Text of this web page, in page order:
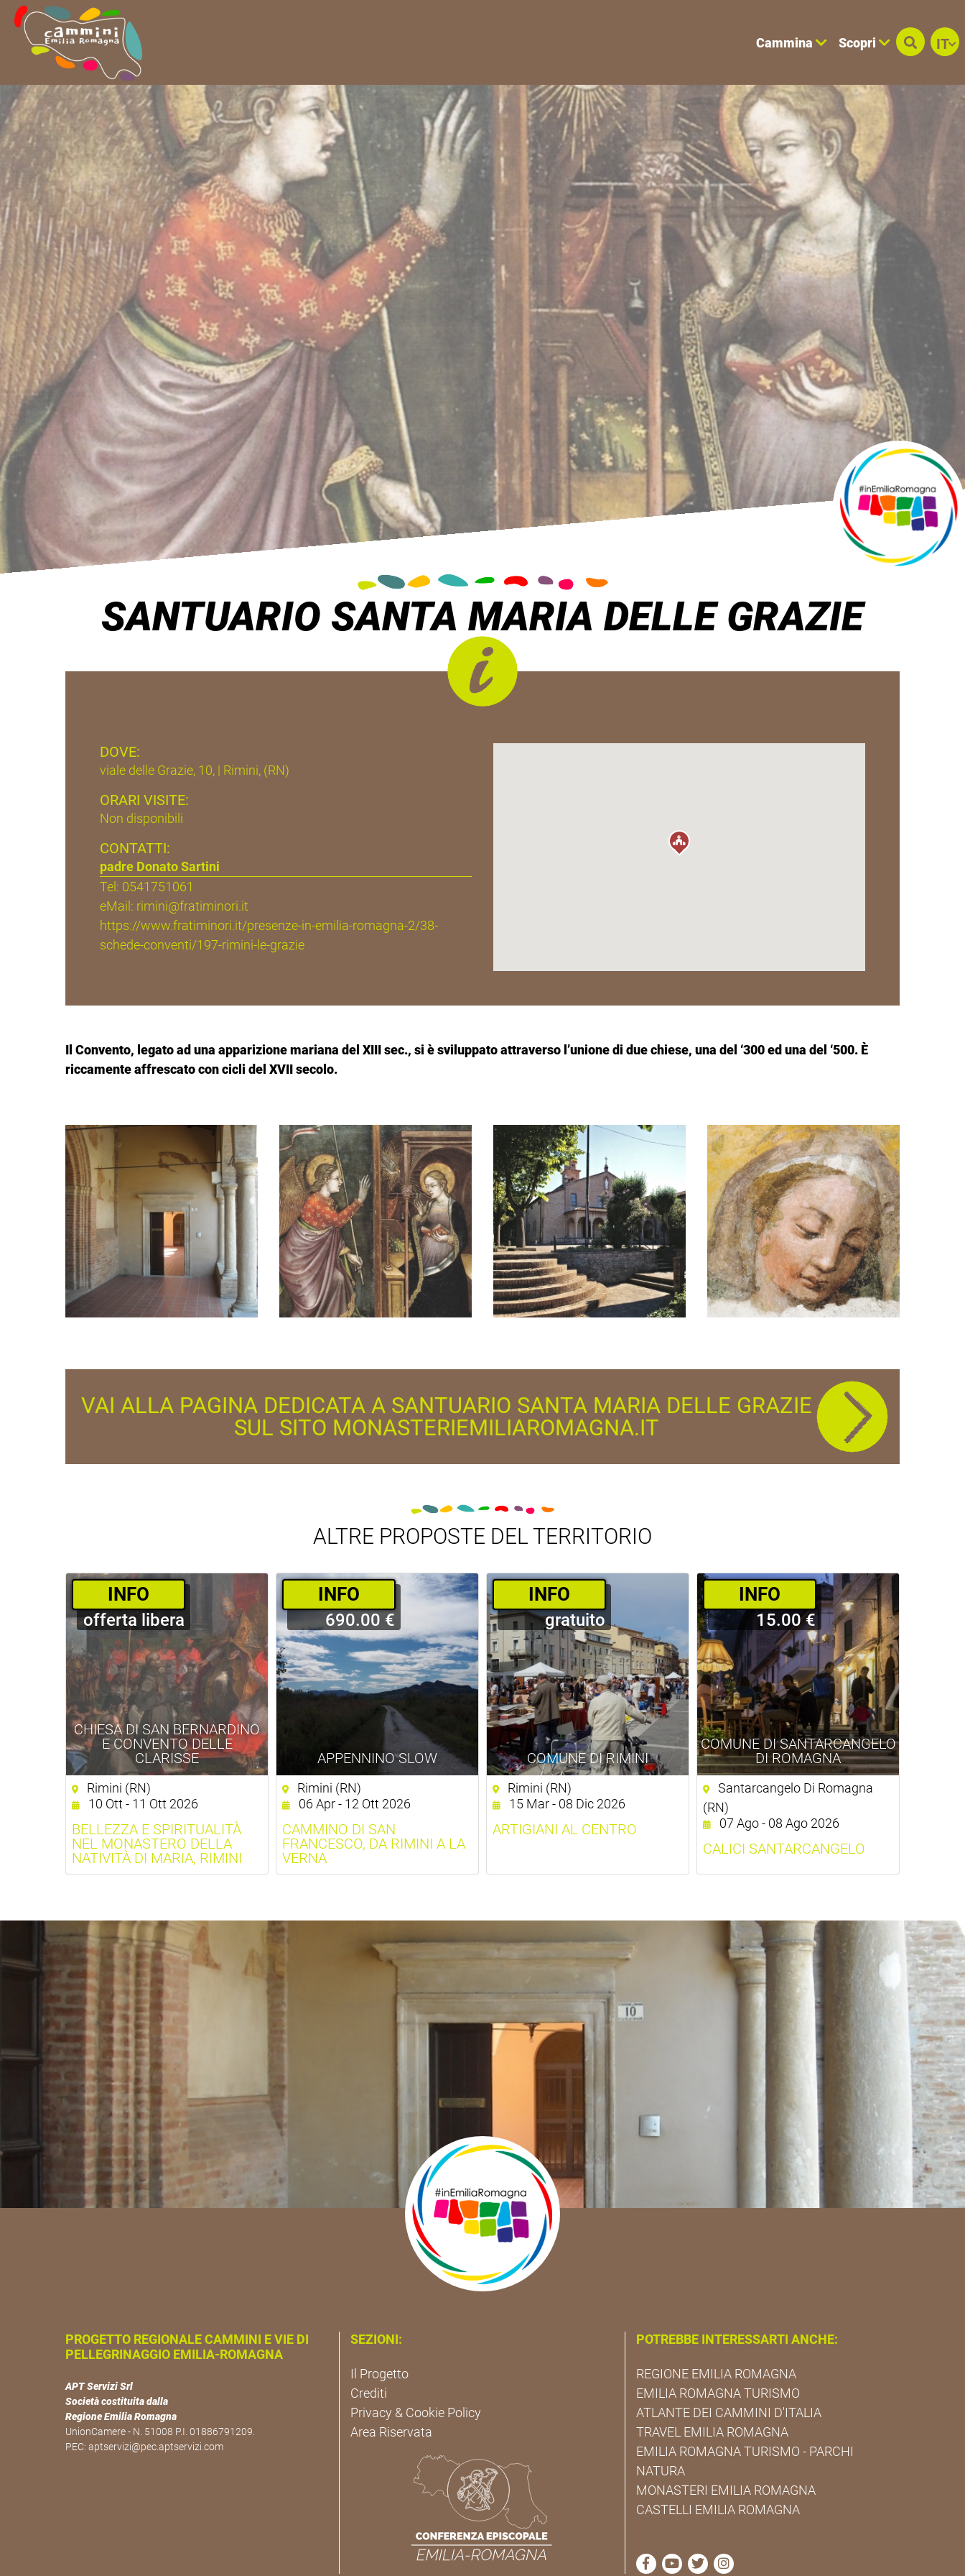
Cammina Scopri IT
SANTUARIO SANTA MARIA DELLE GRAZIE
DOVE:
viale delle Grazie, 10, | Rimini, (RN)
ORARI VISITE:
Non disponibili
CONTATTI:
padre Donato Sartini
Tel: 0541751061
eMail: rimini@fratiminori.it
https://www.fratiminori.it/presenze-in-emilia-romagna-2/38-
schede-conventi/197-rimini-le-grazie
Il Convento, legato ad una apparizione mariana del XIII sec., si è sviluppato attraverso l’unione di due chiese, una del ‘300 ed una del ‘500. È
riccamente affrescato con cicli del XVII secolo.
VAI ALLA PAGINA DEDICATA A SANTUARIO SANTA MARIA DELLE GRAZIE
SUL SITO MONASTERIEMILIAROMAGNA.IT
ALTRE PROPOSTE DEL TERRITORIO
CHIESA DI SAN BERNARDINO
E CONVENTO DELLE
CLARISSE
­INFO
offerta libera
Rimini (RN)
10 Ott - 11 Ott 2026
BELLEZZA E SPIRITUALITÀ
NEL MONASTERO DELLA
NATIVITÀ DI MARIA, RIMINI
APPENNINO SLOW
­INFO
690.00 €
Rimini (RN)
06 Apr - 12 Ott 2026
CAMMINO DI SAN
FRANCESCO, DA RIMINI A LA
VERNA
COMUNE DI RIMINI
­INFO
gratuito
Rimini (RN)
15 Mar - 08 Dic 2026
ARTIGIANI AL CENTRO
COMUNE DI SANTARCANGELO
DI ROMAGNA
­INFO
15.00 €
Santarcangelo Di Romagna
(RN)
07 Ago - 08 Ago 2026
CALICI SANTARCANGELO
PROGETTO REGIONALE CAMMINI E VIE DI
PELLEGRINAGGIO EMILIA-ROMAGNA
APT Servizi Srl
Società costituita dalla
Regione Emilia Romagna
UnionCamere - N. 51008 P.I. 01886791209.
PEC: aptservizi@pec.aptservizi.com
SEZIONI:
Il Progetto
Crediti
Privacy & Cookie Policy
Area Riservata
POTREBBE INTERESSARTI ANCHE:
REGIONE EMILIA ROMAGNA
EMILIA ROMAGNA TURISMO
ATLANTE DEI CAMMINI D'ITALIA
TRAVEL EMILIA ROMAGNA
EMILIA ROMAGNA TURISMO - PARCHI
NATURA
MONASTERI EMILIA ROMAGNA
CASTELLI EMILIA ROMAGNA
visita la pagina Facebook di Cammini Emilia-Romagna
visita la pagina YouTube di Cammini Emilia-
visita la pagina Twitter di Cammini Emilia-
visita la pagina Instagram di Cammini